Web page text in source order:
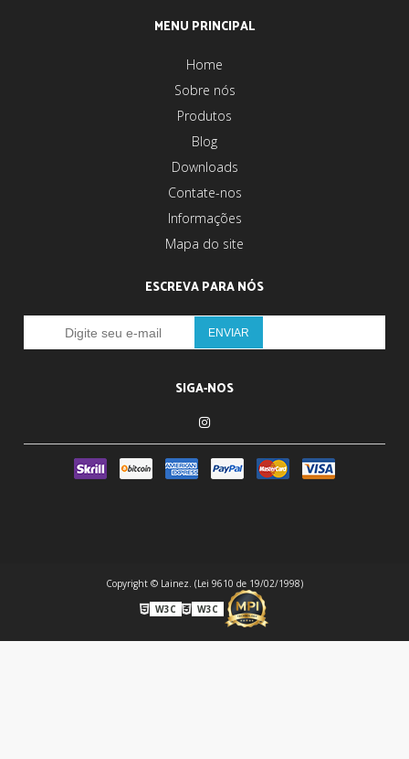
MENU PRINCIPAL
Home
Sobre nós
Produtos
Blog
Downloads
Contate-nos
Informações
Mapa do site
ESCREVA PARA NÓS
SIGA-NOS
Copyright © Lainez. (Lei 9610 de 19/02/1998)
W3C
W3C